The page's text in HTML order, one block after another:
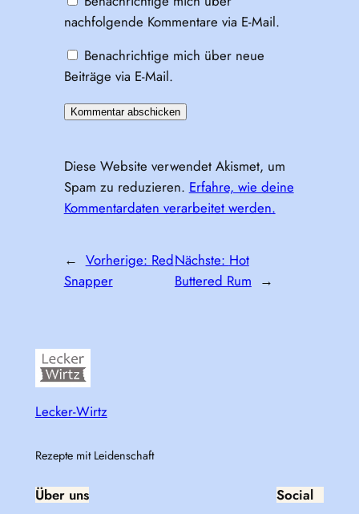
nachfolgende Kommentare via E-Mail.
Benachrichtige mich über neue
Beiträge via E-Mail.
Diese Website verwendet Akismet, um
Spam zu reduzieren. Erfahre, wie deine
Kommentardaten verarbeitet werden.
← Vorherige: Red
Snapper
Nächste: Hot
Buttered Rum →
Lecker-Wirtz
Rezepte mit Leidenschaft
Über uns Social